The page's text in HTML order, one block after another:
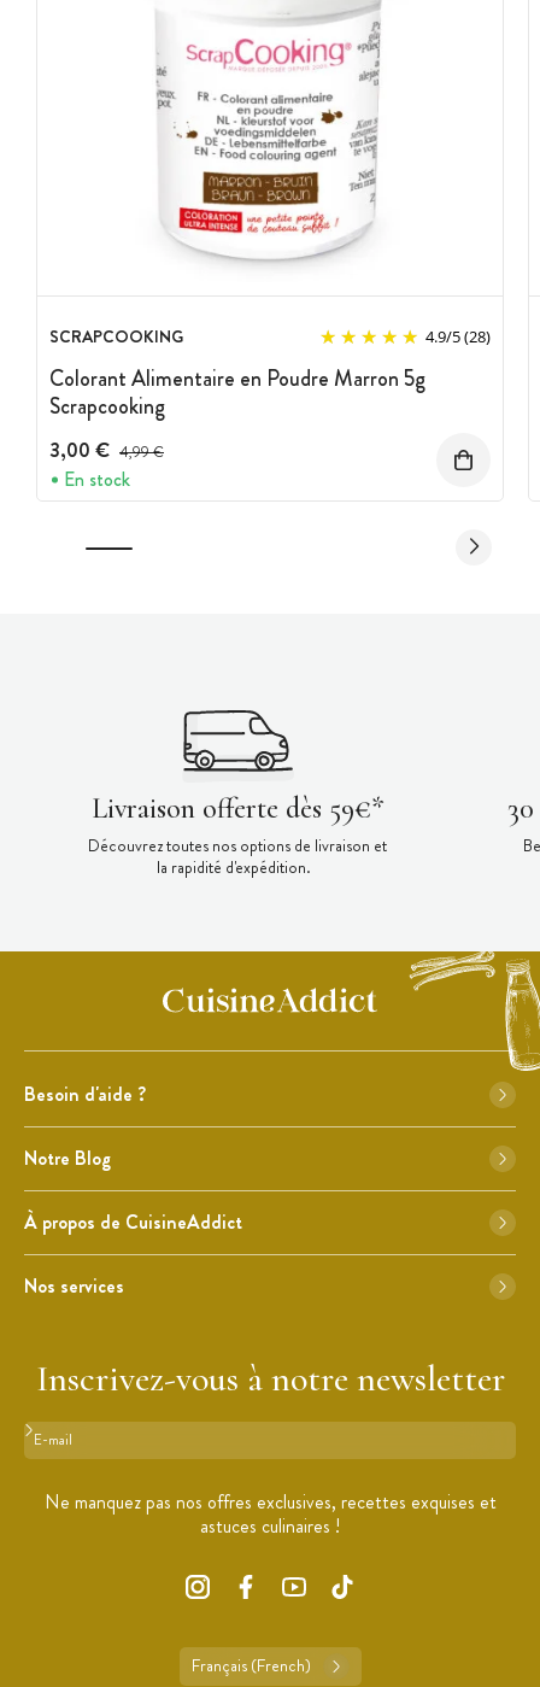
SCRAPCOOKING 4.9/5(28)
Colorant Alimentaire en Poudre Marron 5g
Scrapcooking
3,00 € Prix avant réduction :
4,99 €
En stock
Livraison offerte dès 59€*
Découvrez toutes nos options de livraison et
la rapidité d'expédition.
Besoin d'aide ?
Notre Blog
À propos de CuisineAddict
Nos services
Inscrivez-vous à notre newsletter
Format : adresse@email.com
Ne manquez pas nos offres exclusives, recettes exquises et
astuces culinaires !
Français (French)